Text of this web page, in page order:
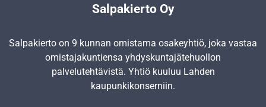
Salpakierto Oy
Salpakierto on 9 kunnan omistama osakeyhtiö, joka vastaa
omistajakuntiensa yhdyskunta­jätehuollon
palvelutehtävistä. Yhtiö kuuluu Lahden
kaupunkikonserniin.